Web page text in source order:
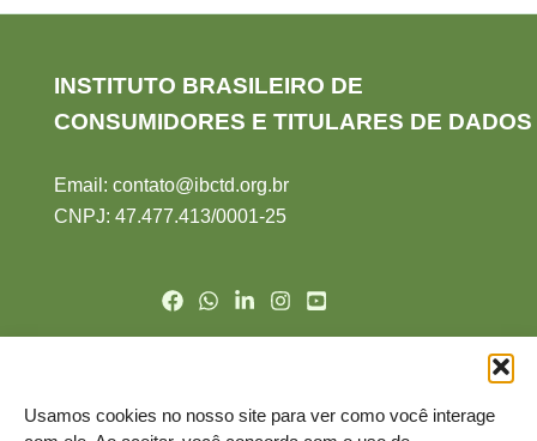
Usamos cookies no nosso site para ver como você interage
INSTITUTO BRASILEIRO DE
CONSUMIDORES E TITULARES DE DADOS
Email: contato@ibctd.org.br
CNPJ: 47.477.413/0001-25
Politíca de de Privacidade
Nomeação do DPO